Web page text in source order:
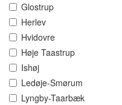
Glostrup
Herlev
Hvidovre
Høje Taastrup
Ishøj
Ledøje-Smørum
Lyngby-Taarbæk